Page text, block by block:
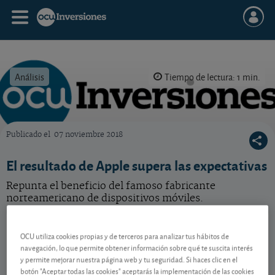
Análisis Tiempo de lectura: 1 min.
Publicado el 07 noviembre 2018
El resultado de Apple supera las expectativas
Repunta el beneficio del famoso fabricante
norteamericano de dispositivos móviles.
US0378331005
05/08/2026 Nasdaq
-
OCU utiliza cookies propias y de terceros para analizar tus hábitos de
navegación, lo que permite obtener información sobre qué te suscita interés
y permite mejorar nuestra página web y tu seguridad. Si haces clic en el
botón "Aceptar todas las cookies" aceptarás la implementación de las cookies